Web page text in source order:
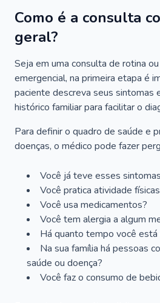
Como é a consulta
geral?
Seja em uma consulta de rotina
emergencial, na primeira etapa é
paciente descreva seus sintomas
histórico familiar para facilitar o
Para definir o quadro de saúde e
doenças, o médico pode fazer
Você já teve esses
Você pratica atividade
Você usa medicamentos?
Você tem alergia a algum
Há quanto tempo você
Na sua família há pessoas
saúde ou doença?
Você faz o consumo de